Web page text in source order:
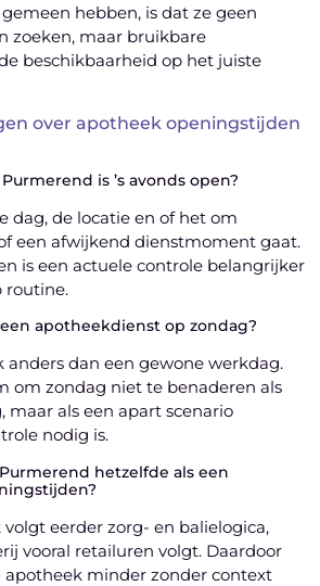
hebben, is dat ze geen
zoeken, maar bruikbare
beschikbaarheid op het juiste
over apotheek openingstijden
is ’s avonds open?
dag, de locatie en of het om
een afwijkend dienstmoment gaat.
is een actuele controle belangrijker
routine.
apotheekdienst op zondag?
anders dan een gewone werkdag.
om zondag niet te benaderen als
maar als een apart scenario
nodig is.
hetzelfde als een
volgt eerder zorg- en balielogica,
vooral retailuren volgt. Daardoor
apotheek minder zonder context